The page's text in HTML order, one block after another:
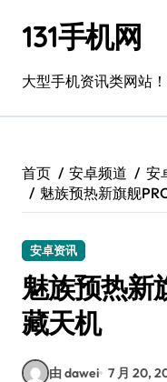
131手机网
大型手机资讯类网站
首页 安卓频道 安
魅族预热新旗舰
安卓资讯
魅族预热新
藏天机
由 dawei 7 月 20,